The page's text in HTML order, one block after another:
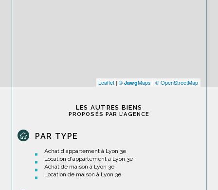
Leaflet | © JawgMaps | © OpenStreetMap
LES AUTRES BIENS
PROPOSÉS PAR L'AGENCE
PAR TYPE
Achat d'appartement à Lyon 3e
Location d'appartement à Lyon 3e
Achat de maison à Lyon 3e
Location de maison à Lyon 3e